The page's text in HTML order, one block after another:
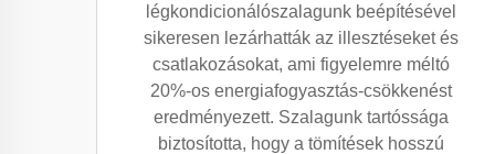
légkondicionálószalagunk beépítésével
sikeresen lezárhatták az illesztéseket és
csatlakozásokat, ami figyelemre méltó
20%-os energiafogyasztás-csökkenést
eredményezett. Szalagunk tartóssága
biztosította, hogy a tömítések hosszú